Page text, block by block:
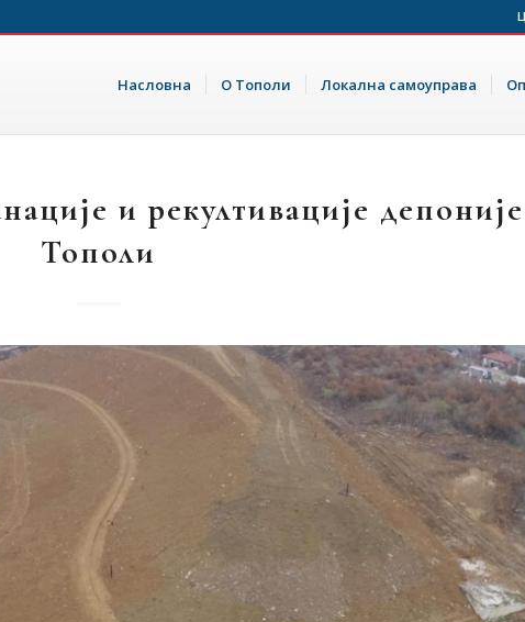
Насловна О Тополи Локална самоуправа
и рекултивације
Тополи